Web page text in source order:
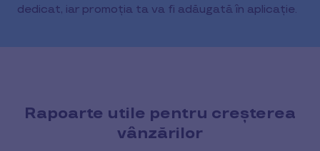
dedicat, iar promoția ta va fi adăugată în aplicație.
Rapoarte utile pentru creșterea
vânzărilor